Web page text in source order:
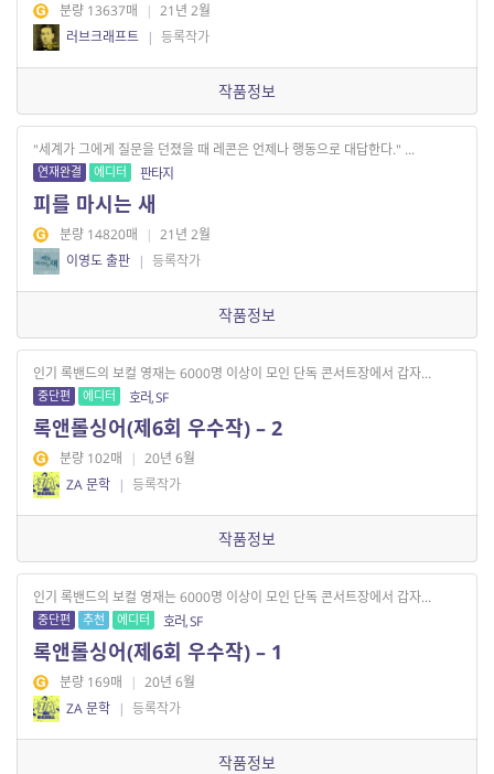
분량 13637매 | 21년 2월
러브크래프트 | 등록작가
작품정보
"세계가 그에게 질문을 던졌을 때 레콘은 언제나 행동으로 대답한다." ...
연재완결 에디터 판타지
피를 마시는 새
분량 14820매 | 21년 2월
이영도 출판 | 등록작가
작품정보
인기 록밴드의 보컬 영재는 6000명 이상이 모인 단독 콘서트장에서 갑자...
중단편 에디터 호러, SF
록앤롤싱어(제6회 우수작) – 2
분량 102매 | 20년 6월
ZA 문학 | 등록작가
작품정보
인기 록밴드의 보컬 영재는 6000명 이상이 모인 단독 콘서트장에서 갑자...
중단편 추천 에디터 호러, SF
록앤롤싱어(제6회 우수작) – 1
분량 169매 | 20년 6월
ZA 문학 | 등록작가
작품정보